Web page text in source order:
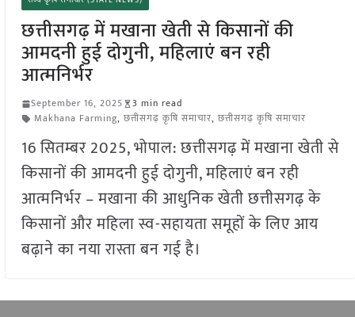
छत्तीसगढ़ में मखाना खेती से किसानों की
आमदनी हुई दोगुनी, महिलाएं बन रही
आत्मनिर्भर
September 16, 2025
3 min read
Makhana Farming, छत्तीसगढ़ कृषि समाचार, छत्तीसगढ़ कृषि समाचार
16 सितम्बर 2025, भोपाल: छत्तीसगढ़ में मखाना खेती से
किसानों की आमदनी हुई दोगुनी, महिलाएं बन रही
आत्मनिर्भर – मखाना की आधुनिक खेती छत्तीसगढ़ के
किसानों और महिला स्व-सहायता समूहों के लिए आय
बढ़ाने का नया रास्ता बन गई है।